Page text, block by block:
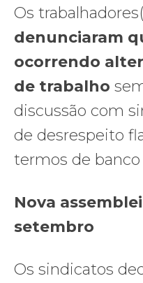
Os
denunciaram
ocorrendo
de trabalho
discussão com
de desrespeito
termos de banco
Nova
setembro
Os sindicatos